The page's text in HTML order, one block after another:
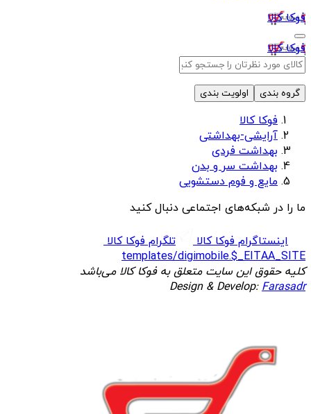
فوکا کالا
فوکا کالا
گروه بندی اولویت بندی
فوکا کالا
آرایشی-بهداشتی
بهداشت فردی
بهداشت سر و بدن
مایع و فوم دستشویی
ما را در شبکه‌های اجتماعی دنبال کنید
اینستاگرام فوکا کالا
تلگرام فوکا کالا
templates/digimobile.$_EITAA_SITE
کلیه حقوق این سایت متعلق به فوکا کالا می‌باشد
Design & Develop:Farasadr